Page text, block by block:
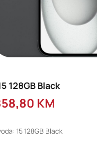
128GB Black
KM
15 128GB Black